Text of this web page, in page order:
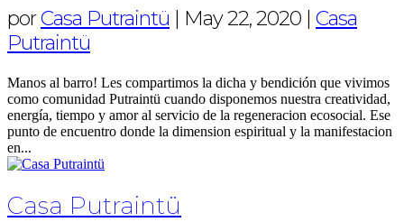
porCasa Putraintü | May 22, 2020 | Casa
Putraintü
Manos al barro! Les compartimos la dicha y bendición que vivimos
como comunidad Putraintü cuando disponemos nuestra creatividad,
energía, tiempo y amor al servicio de la regeneracion ecosocial. Ese
punto de encuentro donde la dimension espiritual y la manifestacion
en...
Casa Putraintü